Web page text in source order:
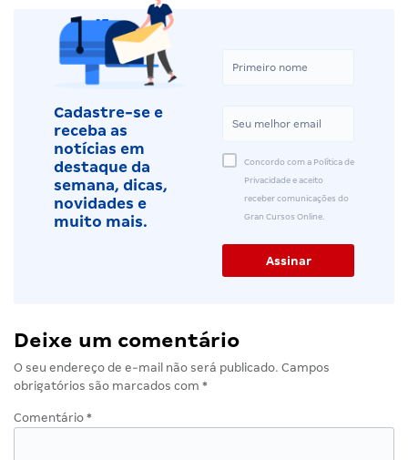
Cadastre-se e
receba as
notícias em
destaque da
semana, dicas,
novidades e
muito mais.
Concordo com a Política de
Privacidade e aceito
receber comunicações do
Gran Cursos Online.
Deixe um comentário
O seu endereço de e-mail não será publicado. Campos
obrigatórios são marcados com *
Comentário *